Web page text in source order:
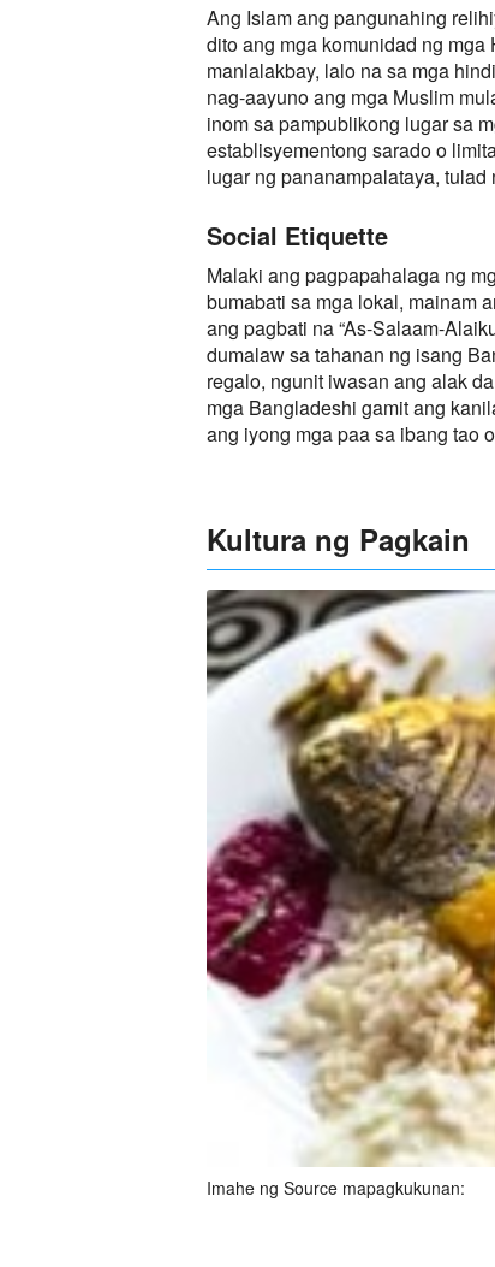
Ang Islam ang pangunahing
dito ang mga komunidad ng
manlalakbay, lalo na sa mga
nag-aayuno ang mga Muslim
inom sa pampublikong lugar sa
establisyementong sarado o
lugar ng pananampalataya,
Social Etiquette
Malaki ang pagpapahalaga ng
bumabati sa mga lokal, mainam
ang pagbati na “As-Salaam-
dumalaw sa tahanan ng isang
regalo, ngunit iwasan ang alak
mga Bangladeshi gamit ang
ang iyong mga paa sa ibang tao
Kultura ng Pagkain
Imahe ng Source mapagkukunan: